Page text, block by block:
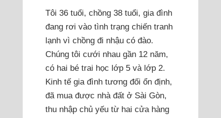
Tôi 36 tuổi, chồng 38 tuổi, gia đình
đang rơi vào tình trạng chiến tranh
lạnh vì chồng đi nhậu có đào.
Chúng tôi cưới nhau gần 12 năm,
có hai bé trai học lớp 5 và lớp 2.
Kinh tế gia đình tương đối ổn định,
đã mua được nhà đất ở Sài Gòn,
thu nhập chủ yếu từ hai cửa hàng